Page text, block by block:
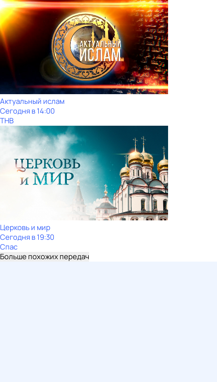
Актуальный ислам
Сегодня в 14:00
ТНВ
Церковь и мир
Сегодня в 19:30
Спас
Больше похожих передач